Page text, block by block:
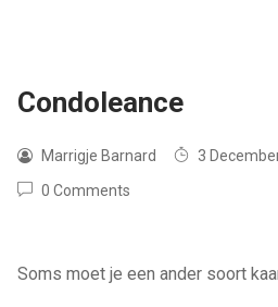
Condoleance
Marrigje Barnard 3
0 Comments
Soms moet je een ander soort